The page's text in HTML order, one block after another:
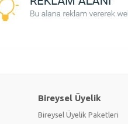
Bireysel Üyelik
Bireysel Üyelik Paketleri